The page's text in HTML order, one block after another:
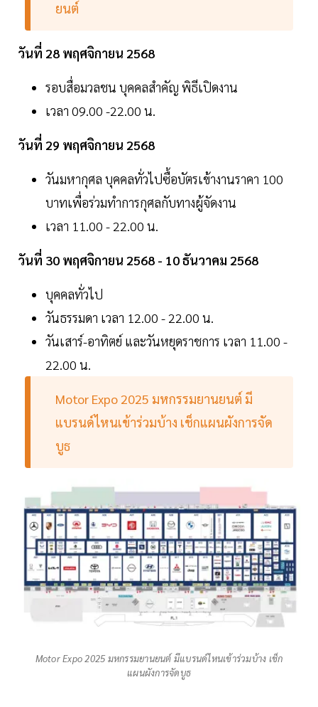
ยนต์
วันที่ 28 พฤศจิกายน 2568
รอบสื่อมวลชน บุคคลสำคัญ พิธีเปิดงาน
เวลา 09.00 -22.00 น.
วันที่ 29 พฤศจิกายน 2568
วันมหากุศล บุคคลทั่วไปซื้อบัตรเข้างานราคา 100
บาทเพื่อร่วมทำการกุศลกับทางผู้จัดงาน
เวลา 11.00 - 22.00 น.
วันที่ 30 พฤศจิกายน 2568 - 10 ธันวาคม 2568
บุคคลทั่วไป
วันธรรมดา เวลา 12.00 - 22.00 น.
วันเสาร์-อาทิตย์ และวันหยุดราชการ เวลา 11.00 -
22.00 น.
Motor Expo 2025 มหกรรมยานยนต์ มี
แบรนด์ไหนเข้าร่วมบ้าง เช็กแผนผังการจัด
บูธ
Motor Expo 2025 มหกรรมยานยนต์ มีแบรนด์ไหนเข้าร่วมบ้าง เช็ก
แผนผังการจัดบูธ